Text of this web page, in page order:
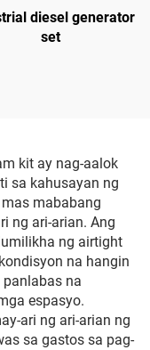
diesel generator
set
kit ay nag-aalok
sa kahusayan ng
mababang
ng ari-arian. Ang
ng airtight
na hangin
na
espasyo.
ari ng ari-arian ng
sa gastos sa pag-